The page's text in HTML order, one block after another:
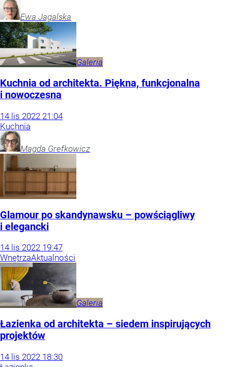
Ewa Jagalska
Galeria
Kuchnia od architekta. Piękna, funkcjonalna
i nowoczesna
14 lis 2022 21:04
Kuchnia
Magda Grefkowicz
Glamour po skandynawsku – powściągliwy
i elegancki
14 lis 2022 19:47
WnętrzaAktualności
Galeria
Łazienka od architekta – siedem inspirujących
projektów
14 lis 2022 18:30